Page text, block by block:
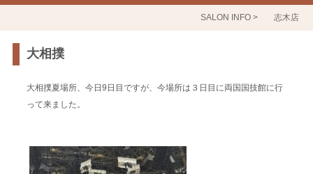
SALON INFO > 志木店
大相撲
大相撲夏場所、今日9日目ですが、今場所は３日目に両国国技館に行
って来ました。